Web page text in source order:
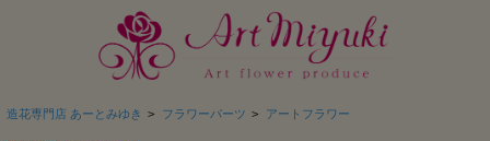
造花専門店 あーとみゆき > フラワーパーツ > アートフラワー